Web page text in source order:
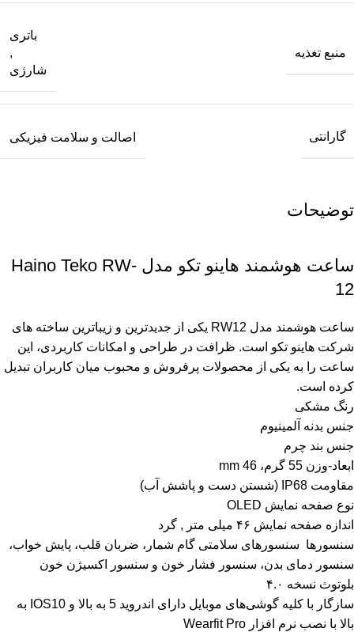
توضیحات
ساعت هوشمند هاینو تکو مدل Haino Teko RW-
12
ساعت هوشمند مدل RW12 یکی از جدیدترین و زیباترین ساخته های
شرکت هاینو تکو است. ظرافت در طراحی و امکانات کاربردی، این
ساعت را به یکی از محصولات پرفروش و محبوب میان کاربران تبدیل
کرده است.
رنگ مشکی
جنس بدنه آلمینیوم
جنس بند چرم
ابعاد-وزن 55 گرم، 46 mm
مقاومت IP68 (شستن دست و پاشش آب)
نوع صفحه نمایش OLED
اندازه صفحه نمایش ۴۶ میلی متر , گرد
سنسورها سنسورهای سلامتی گام شمار، ضربان قلب، پایش خواب،
سنسور دمای بدن، سنسور فشار خون و سنسور اکسیژن خون
بلوتوث نسخه ۴.۰
سازگار با کلیه گوشی‌های موبایل دارای اندروید 5 به بالا و IOS10 به
بالا با نصب نرم افزار Wearfit Pro
منبع تغذیه
باتری
,
شارژی
گارانتی اصالت و سلامت فیزیکی